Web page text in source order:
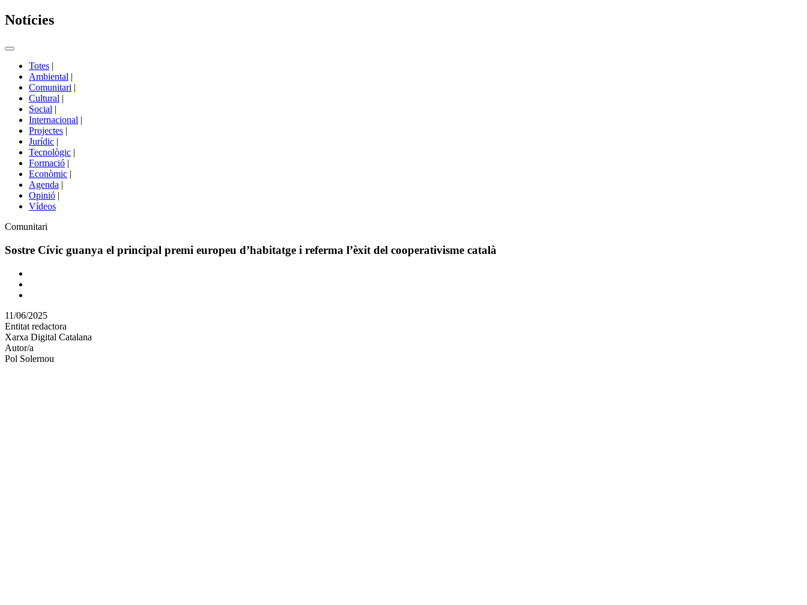
Notícies
Commutador
portals
Totes |
Ambiental |
Comunitari |
Cultural |
Social |
Internacional |
Projectes |
Jurídic |
Tecnològic |
Formació |
Econòmic |
Agenda |
Opinió |
Vídeos
Àmbit
la
Comunitari
Sostre Cívic guanya el principal premi europeu d’habitatge i referma l’èxit del cooperativisme català
Comparteix
altres
xarxes
socials
11/06/2025
Entitat redactora
Xarxa Digital Catalana
Autor/a
Pol Solernou